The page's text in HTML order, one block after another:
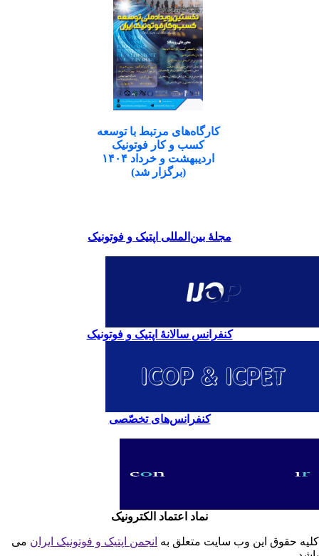
کارگاه‌های مرتبط با توسعه
کسب و کار فوتونیک
اردیبهشت و خرداد ۱۴۰۴
(برگزار شد)
مجلۀ بین‌المللی اپتیک و فوتونیک
کنفرانس سالانۀ اپتیک و فوتونیک
کنفرانس‌های تخصّصی
نماد اعتماد الکترونیک
حقوق این وب سایت متعلق بهانجمن اپتیک و فوتونیک ایران می